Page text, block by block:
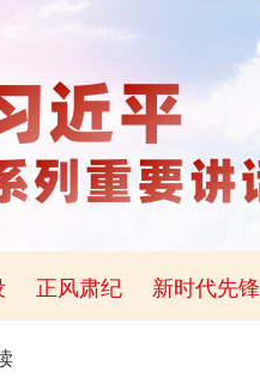
正风肃纪 新时代先锋